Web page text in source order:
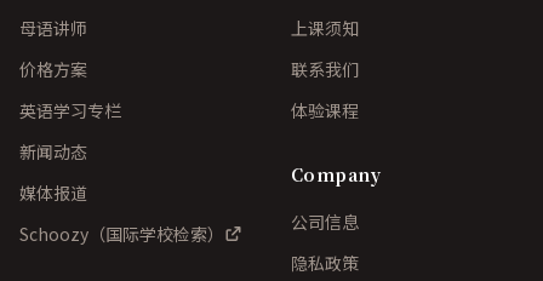
母语讲师
价格方案
英语学习专栏
新闻动态
媒体报道
Schoozy（国际学校检索）
上课须知
联系我们
体验课程
Company
公司信息
隐私政策